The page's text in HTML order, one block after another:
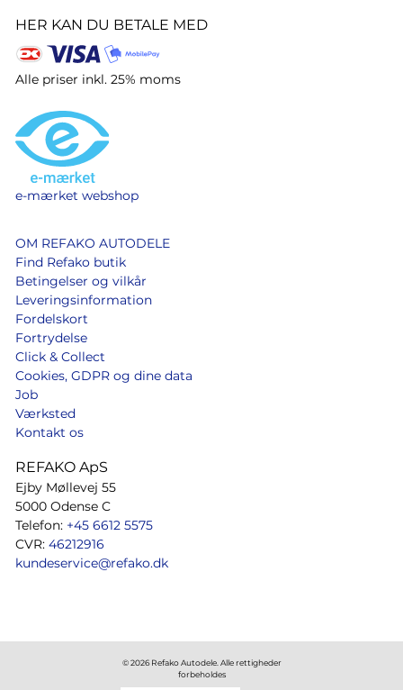
HER KAN DU BETALE MED
Alle priser inkl. 25% moms
e-mærket webshop
OM REFAKO AUTODELE
Find Refako butik
Betingelser og vilkår
Leveringsinformation
Fordelskort
Fortrydelse
Click & Collect
Cookies, GDPR og dine data
Job
Værksted
Kontakt os
REFAKO ApS
Ejby Møllevej 55
5000 Odense C
Telefon: +45 6612 5575
CVR: 46212916
kundeservice@refako.dk
© 2026 Refako Autodele. Alle rettigheder
forbeholdes